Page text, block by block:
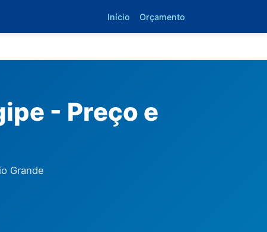
Início Orçamento
- Preço e
Grande